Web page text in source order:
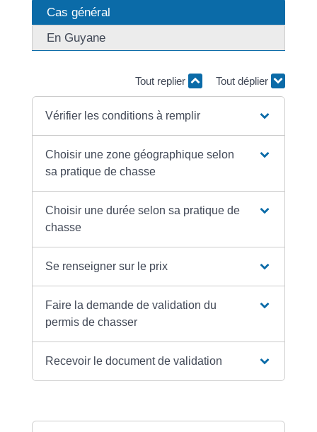
Cas général
En Guyane
Tout replier Tout déplier
Vérifier les conditions à remplir
Choisir une zone géographique selon
sa pratique de chasse
Choisir une durée selon sa pratique de
chasse
Se renseigner sur le prix
Faire la demande de validation du
permis de chasser
Recevoir le document de validation